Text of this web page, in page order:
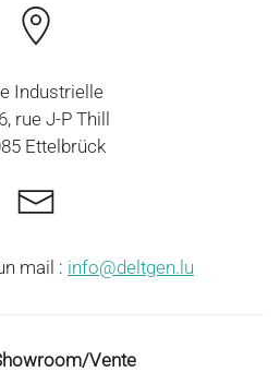
Industrielle
rue J-P Thill
Ettelbrück
mail : info@deltgen.lu
Vente